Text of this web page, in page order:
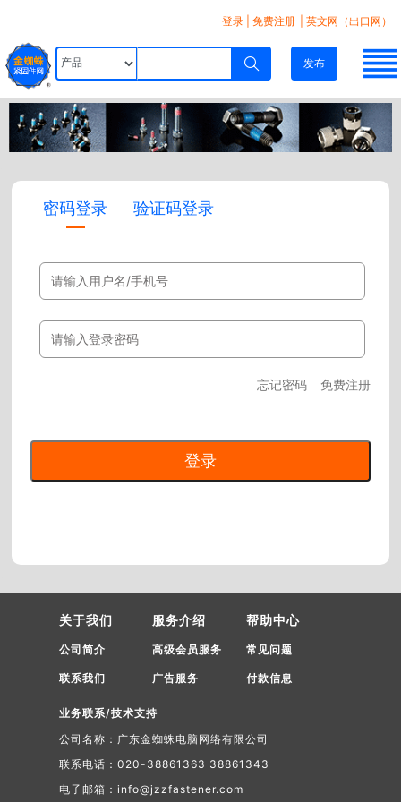
登录 免费注册 | 英文网（出口网）
发布
密码登录 验证码登录
忘记密码 免费注册
关于我们
公司简介
联系我们
服务介绍
高级会员服务
广告服务
帮助中心
常见问题
付款信息
业务联系/技术支持
公司名称：广东金蜘蛛电脑网络有限公司
联系电话：020-38861363 38861343
电子邮箱：info@jzzfastener.com